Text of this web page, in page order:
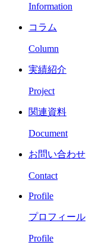
Information
コラム
Column
実績紹介
Project
関連資料
Document
お問い合わせ
Contact
Profile
プロフィール
Profile